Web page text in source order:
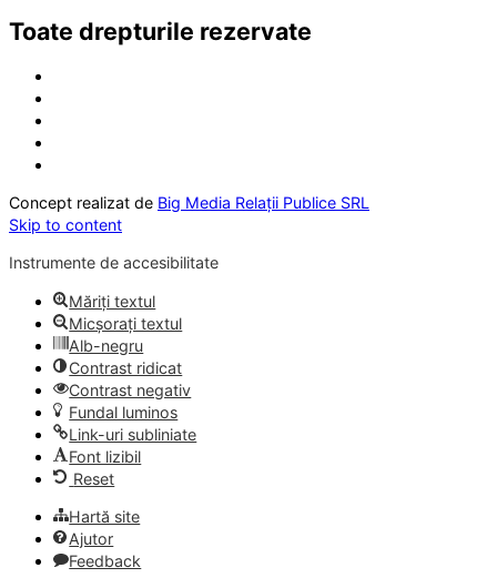
Toate drepturile rezervate
Concept realizat de Big Media Relații Publice SRL
Skip to content
Instrumente de accesibilitate
Măriți textul
Micșorați textul
Alb-negru
Contrast ridicat
Contrast negativ
Fundal luminos
Link-uri subliniate
Font lizibil
Reset
Hartă site
Ajutor
Feedback